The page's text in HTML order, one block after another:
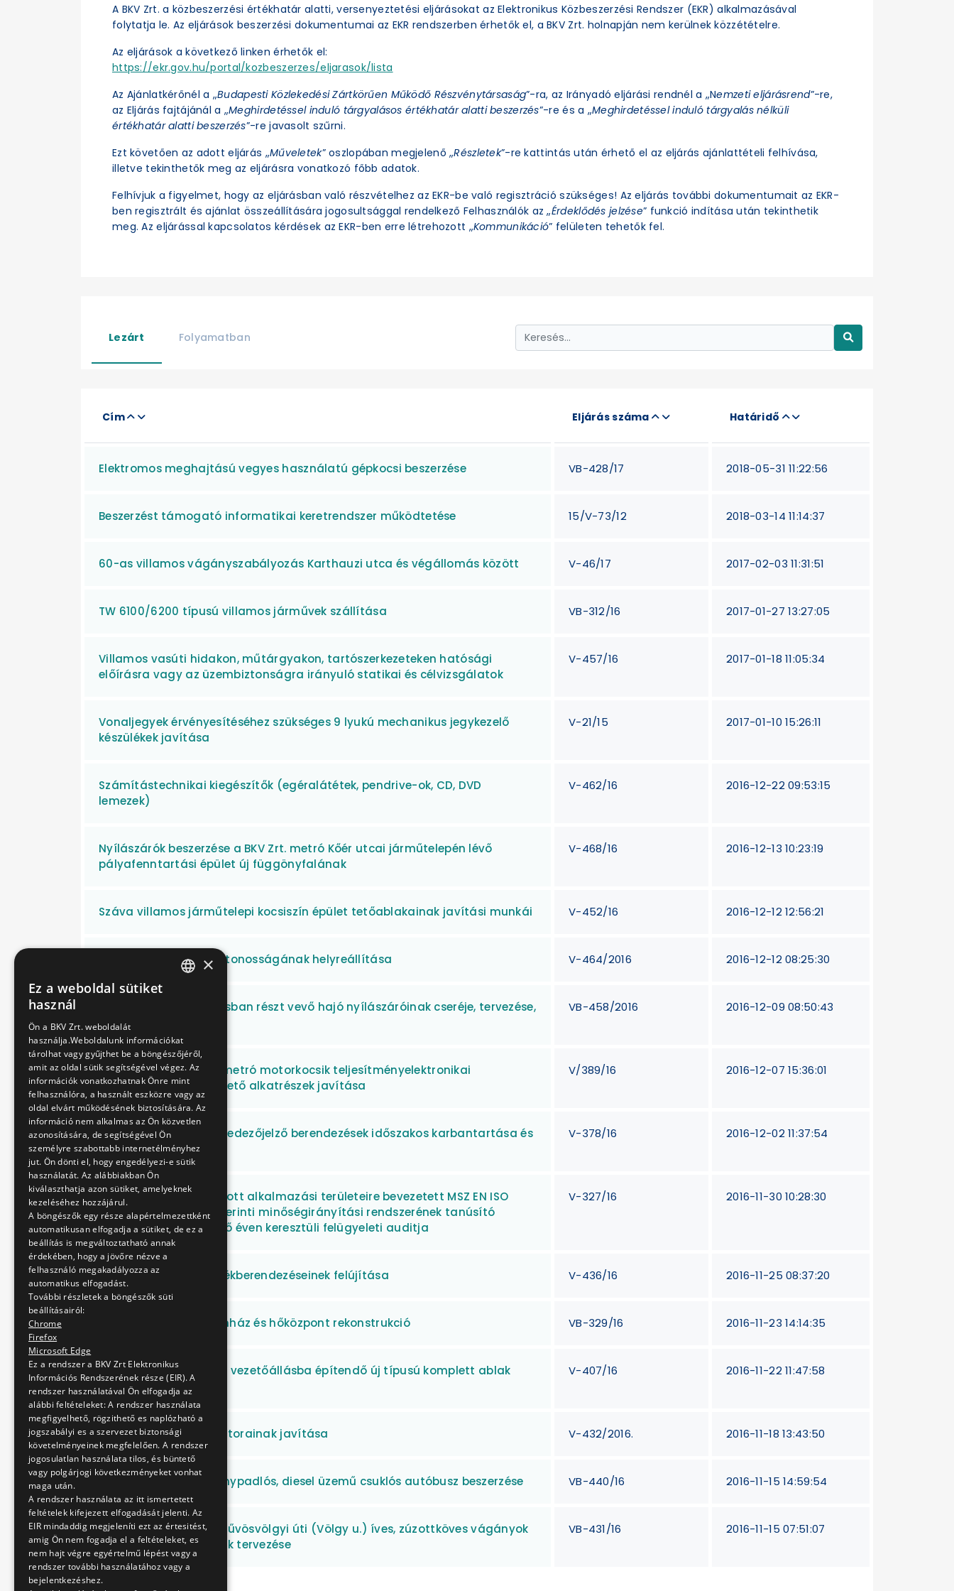
A BKV Zrt. a közbeszerzési értékhatár alatti, versenyeztetési eljárásokat az Elektronikus Közbeszerzési Rendszer (EKR) alkalmazásával
folytatja le. Az eljárások beszerzési dokumentumai az EKR rendszerben érhetők el, a BKV Zrt. holnapján nem kerülnek közzétételre.
Az eljárások a következő linken érhetők el:
https://ekr.gov.hu/portal/kozbeszerzes/eljarasok/lista
Az Ajánlatkérőnél a „Budapesti Közlekedési Zártkörűen Működő Részvénytársaság”-ra, az Irányadó eljárási rendnél a „Nemzeti eljárásrend”-re,
az Eljárás fajtájánál a „Meghirdetéssel induló tárgyalásos értékhatár alatti beszerzés”-re és a „Meghirdetéssel induló tárgyalás nélküli
értékhatár alatti beszerzés”-re javasolt szűrni.
Ezt követően az adott eljárás „Műveletek” oszlopában megjelenő „Részletek”-re kattintás után érhető el az eljárás ajánlattételi felhívása,
illetve tekinthetők meg az eljárásra vonatkozó főbb adatok.
Felhívjuk a figyelmet, hogy az eljárásban való részvételhez az EKR-be való regisztráció szükséges! Az eljárás további dokumentumait az EKR-
ben regisztrált és ajánlat összeállítására jogosultsággal rendelkező Felhasználók az „Érdeklődés jelzése” funkció indítása után tekinthetik
meg. Az eljárással kapcsolatos kérdések az EKR-ben erre létrehozott „Kommunikáció” felületen tehetők fel.
Lezárt Folyamatban
Cím Eljárás száma Határidő
Elektromos meghajtású vegyes használatú gépkocsi beszerzése VB-428/17 2018-05-31 11:22:56
Beszerzést támogató informatikai keretrendszer működtetése 15/V-73/12 2018-03-14 11:14:37
60-as villamos vágányszabályozás Karthauzi utca és végállomás között V-46/17 2017-02-03 11:31:51
TW 6100/6200 típusú villamos járművek szállítása VB-312/16 2017-01-27 13:27:05
Villamos vasúti hidakon, műtárgyakon, tartószerkezeteken hatósági
előírásra vagy az üzembiztonságra irányuló statikai és célvizsgálatok
V-457/16 2017-01-18 11:05:34
Vonaljegyek érvényesítéséhez szükséges 9 lyukú mechanikus jegykezelő
készülékek javítása
V-21/15 2017-01-10 15:26:11
Számítástechnikai kiegészítők (egéralátétek, pendrive-ok, CD, DVD
lemezek)
V-462/16 2016-12-22 09:53:15
Nyílászárók beszerzése a BKV Zrt. metró Kőér utcai járműtelepén lévő
pályafenntartási épület új függönyfalának
V-468/16 2016-12-13 10:23:19
Száva villamos járműtelepi kocsiszín épület tetőablakainak javítási munkái V-452/16 2016-12-12 12:56:21
Sínek hosszirányú folytonosságának helyreállítása V-464/2016 2016-12-12 08:25:30
6 db a közszolgáltatásban részt vevő hajó nyílászáróinak cseréje, tervezése,
engedélyeztetése
VB-458/2016 2016-12-09 08:50:43
ALSTOM gyártmányú metró motorkocsik teljesítményelektronikai
berendezéseit működtető alkatrészek javítása
V/389/16 2016-12-07 15:36:01
Maumik gyártmányú fedezőjelző berendezések időszakos karbantartása és
javítása
V-378/16 2016-12-02 11:37:54
A BKV Zrt. meghatározott alkalmazási területeire bevezetett MSZ EN ISO
9001:2015 szabvány szerinti minőségirányítási rendszerének tanúsító
auditja, valamint kettő éven keresztüli felügyeleti auditja
V-327/16 2016-11-30 10:28:30
Combino villamosok fékberendezéseinek felújítása V-436/16 2016-11-25 08:37:20
Baross kocsiszín kazánház és hőközpont rekonstrukció VB-329/16 2016-11-23 14:14:35
MFAV utastérbe illetve, vezetőállásba építendő új típusú komplett ablak
szállítása
V-407/16 2016-11-22 11:47:58
MFAV járművek kontaktorainak javítása V-432/2016. 2016-11-18 13:43:50
4 db használt, alacsonypadlós, diesel üzemű csuklós autóbusz beszerzése VB-440/16 2016-11-15 14:59:54
61-es villamos vonal, Hűvösvölgyi úti (Völgy u.) íves, zúzottköves vágányok
felépítményváltásának tervezése
VB-431/16 2016-11-15 07:51:07
×
Ez a weboldal sütiket
használ
Ön a BKV Zrt. weboldalát
használja.Weboldalunk információkat
tárolhat vagy gyűjthet be a böngészőjéről,
amit az oldal sütik segítségével végez. Az
információk vonatkozhatnak Önre mint
felhasználóra, a használt eszközre vagy az
oldal elvárt működésének biztosítására. Az
információ nem alkalmas az Ön közvetlen
azonosítására, de segítségével Ön
személyre szabottabb internetélményhez
jut. Ön dönti el, hogy engedélyezi-e sütik
használatát. Az alábbiakban Ön
kiválaszthatja azon sütiket, amelyeknek
kezeléséhez hozzájárul.
A böngészők egy része alapértelmezettként
automatikusan elfogadja a sütiket, de ez a
beállítás is megváltoztatható annak
érdekében, hogy a jövőre nézve a
felhasználó megakadályozza az
automatikus elfogadást.
További részletek a böngészők süti
beállításairól:
Chrome
Firefox
Microsoft Edge
Ez a rendszer a BKV Zrt Elektronikus
Információs Rendszerének része (EIR). A
rendszer használatával Ön elfogadja az
alábbi feltételeket: A rendszer használata
megfigyelhető, rögzithető es naplózható a
jogszabályi es a szervezet biztonsági
követelményeinek megfelelően. A rendszer
jogosulatlan használata tilos, és büntető
vagy polgárjogi következményeket vonhat
maga után.
A rendszer használata az itt ismertetett
feltételek kifejezett elfogadását jelenti. Az
EIR mindaddig megjeleníti ezt az értesitést,
amig Ön nem fogadja el a feltételeket, es
nem hajt végre egyértelmű lépést vagy a
rendszer további használatához vagy a
bejelentkezéshez.